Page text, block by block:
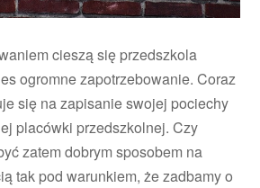
cieszą się przedszkola
ogromne zapotrzebowanie. Coraz
się na zapisanie swojej pociechy
placówki przedszkolnej. Czy
zatem dobrym sposobem na
tak pod warunkiem, że zadbamy o